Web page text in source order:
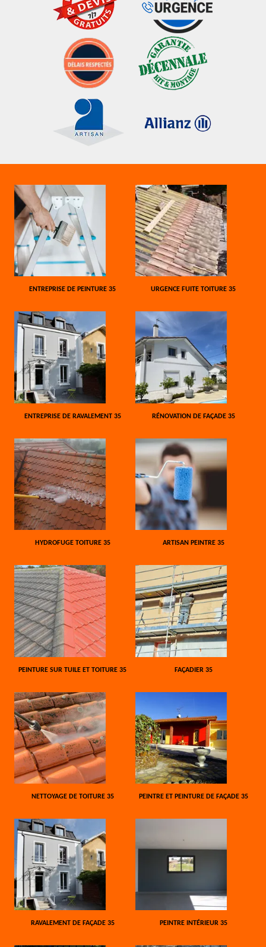
ENTREPRISE DE PEINTURE 35 URGENCE FUITE TOITURE 35
ENTREPRISE DE RAVALEMENT 35 RÉNOVATION DE FAÇADE 35
HYDROFUGE TOITURE 35 ARTISAN PEINTRE 35
PEINTURE SUR TUILE ET TOITURE 35 FAÇADIER 35
NETTOYAGE DE TOITURE 35 PEINTRE ET PEINTURE DE FAÇADE 35
RAVALEMENT DE FAÇADE 35 PEINTRE INTÉRIEUR 35